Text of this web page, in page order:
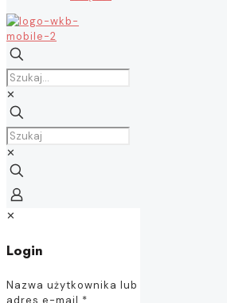
✕
✕
✕
Login
Nazwa użytkownika lub